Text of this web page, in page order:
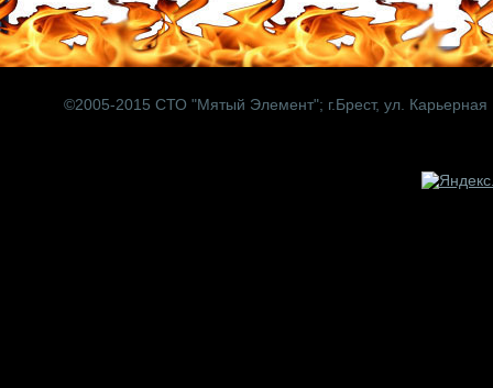
©2005-2015 СТО "Мятый Элемент"; г.Брест, ул.